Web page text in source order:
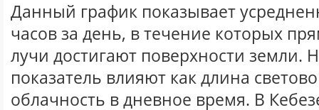
Данный график показывает
часов за день, в течение которых
лучи достигают поверхности земли.
показатель влияют как длина
облачность в дневное время. В